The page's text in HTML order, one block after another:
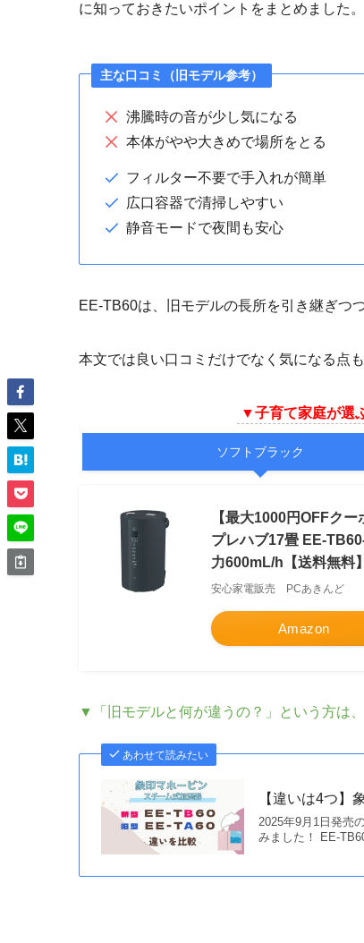
に知っておきたいポイントをまとめました。
主な口コミ（旧モデル参考）
沸騰時の音が少し気になる
本体がやや大きめで場所をとる
フィルター不要で手入れが簡単
広口容器で清掃しやすい
静音モードで夜間も安心
EE-TB60は、旧モデルの長所を引き継ぎつ
本文では良い口コミだけでなく気になる点
▼子育て家庭が選
ソフトブラック
【最大1000円OFFク
プレハブ17畳 EE-
力600mL/h【送料無料
安心家電販売 PCあきんど
Amazon
▼「旧モデルと何が違うの？」という方は
あわせて読みたい
【違いは4つ】
2025年9月1日発売
みました！ EE-